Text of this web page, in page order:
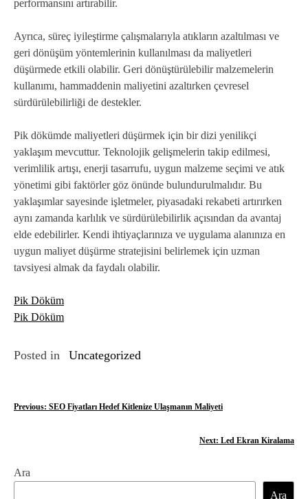
performansını artırabilir.
Ayrıca, süreç iyileştirme çalışmalarıyla atıkların azaltılması ve
geri dönüşüm yöntemlerinin kullanılması da maliyetleri
düşürmede etkili olabilir. Geri dönüştürülebilir malzemelerin
kullanımı, hammaddenin maliyetini azaltırken çevresel
sürdürülebilirliği de destekler.
Pik dökümde maliyetleri düşürmek için bir dizi yenilikçi
yaklaşım mevcuttur. Teknolojik gelişmelerin takip edilmesi,
verimlilik artışı, enerji tasarrufu, uygun malzeme seçimi ve atık
yönetimi gibi faktörler göz önünde bulundurulmalıdır. Bu
yaklaşımlar sayesinde işletmeler, piyasadaki rekabeti artırırken
aynı zamanda karlılık ve sürdürülebilirlik açısından da avantaj
elde edebilirler. Kendi ihtiyaçlarınıza ve uygulama alanınıza en
uygun maliyet düşürme stratejisini belirlemek için uzman
tavsiyesi almak da faydalı olabilir.
Pik Döküm
Pik Döküm
Posted in Uncategorized
Y
ı
Previous: SEO Fiyatları Hedef Kitlenize Ulaşmanın Maliyeti
Next: Led Ekran Kiralama
Ara
Ara